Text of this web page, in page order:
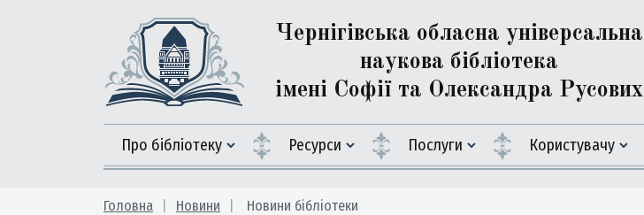
Чернігівська обласна універсальна
наукова бібліотека
імені Софії та Олександра Русових
Про бібліотеку Ресурси Послуги Користувачу
Головна Новини Новини бібліотеки